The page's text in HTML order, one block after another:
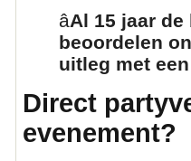
â­Al 15 jaar
beoordelen
uitleg met
Direct
evenement?